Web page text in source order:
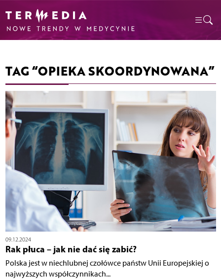
TAG “OPIEKA SKOORDYNOWANA”
09.12.2024
Rak płuca – jak nie dać się zabić?
Polska jest w niechlubnej czołówce państw Unii Europejskiej o
najwyższych współczynnikach...